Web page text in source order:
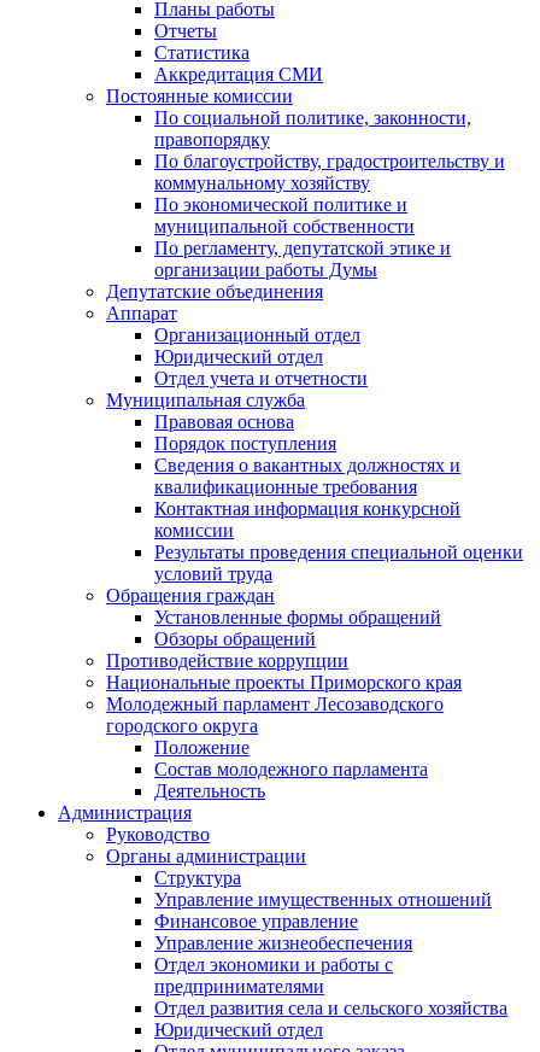
Планы работы
Отчеты
Статистика
Аккредитация СМИ
Постоянные комиссии
По социальной политике, законности,
правопорядку
По благоустройству, градостроительству и
коммунальному хозяйству
По экономической политике и
муниципальной собственности
По регламенту, депутатской этике и
организации работы Думы
Депутатские объединения
Аппарат
Организационный отдел
Юридический отдел
Отдел учета и отчетности
Муниципальная служба
Правовая основа
Порядок поступления
Сведения о вакантных должностях и
квалификационные требования
Контактная информация конкурсной
комиссии
Результаты проведения специальной оценки
условий труда
Обращения граждан
Установленные формы обращений
Обзоры обращений
Противодействие коррупции
Национальные проекты Приморского края
Молодежный парламент Лесозаводского
городского округа
Положение
Состав молодежного парламента
Деятельность
Администрация
Руководство
Органы администрации
Структура
Управление имущественных отношений
Финансовое управление
Управление жизнеобеспечения
Отдел экономики и работы с
предпринимателями
Отдел развития села и сельского хозяйства
Юридический отдел